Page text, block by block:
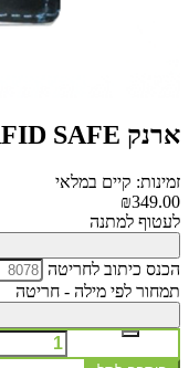
ארנק TONY PEROTTI RFID SAFE
זמינות: קיים במלאי
₪349.00
לעטוף למתנה
הכנס כיתוב לחריטה
תמחור לפי מילה - חריטה